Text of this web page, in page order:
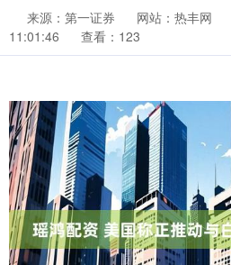
来源：第一证券 网站：热丰网
11:01:46
查看：123